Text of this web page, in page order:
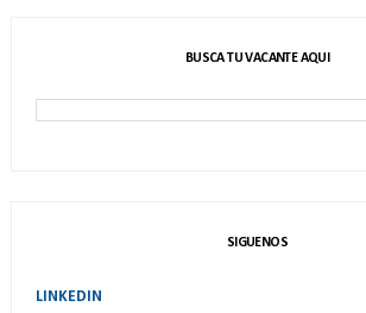
BUSCA TU VACANTE AQUI
SIGUENOS
LINKEDIN